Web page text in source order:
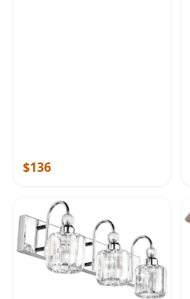
$136